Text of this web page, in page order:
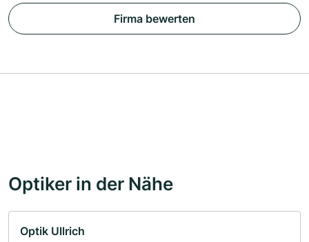
Firma bewerten
Optiker in der Nähe
Optik Ullrich